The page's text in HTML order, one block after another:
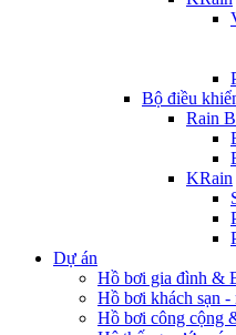
Bộ điều
Rain
KRain
Dự án
Hồ bơi gia đình &
Hồ bơi khách sạn -
Hồ bơi công cộng